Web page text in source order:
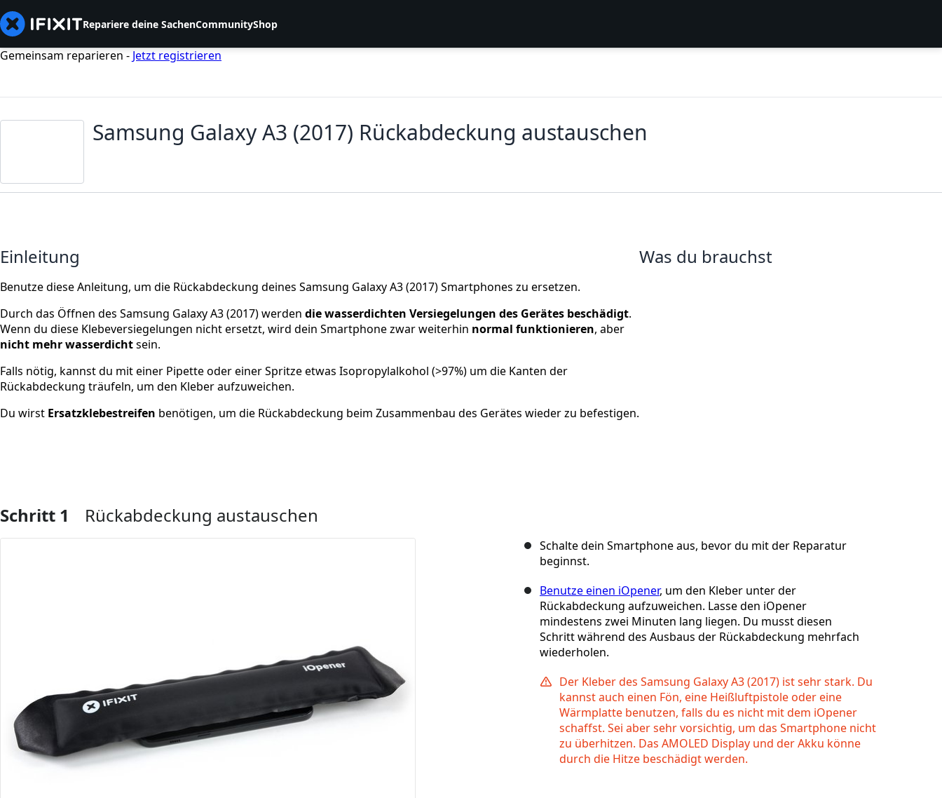
Repariere deine SachenCommunityShop
Gemeinsam reparieren - Jetzt registrieren
Samsung Galaxy A3 (2017) Rückabdeckung austauschen
Einleitung
Benutze diese Anleitung, um die Rückabdeckung deines Samsung Galaxy A3 (2017) Smartphones zu ersetzen.
Durch das Öffnen des Samsung Galaxy A3 (2017) werden die wasserdichten Versiegelungen des Gerätes beschädigt.
Wenn du diese Klebeversiegelungen nicht ersetzt, wird dein Smartphone zwar weiterhin normal funktionieren, aber
nicht mehr wasserdichtsein.
Falls nötig, kannst du mit einer Pipette oder einer Spritze etwas Isopropylalkohol (>97%) um die Kanten der
Rückabdeckung träufeln, um den Kleber aufzuweichen.
Du wirst Ersatzklebestreifen benötigen, um die Rückabdeckung beim Zusammenbau des Gerätes wieder zu befestigen.
Was du brauchst
Schritt 1 Rückabdeckung austauschen
Schalte dein Smartphone aus, bevor du mit der Reparatur
beginnst.
Benutze einen iOpener, um den Kleber unter der
Rückabdeckung aufzuweichen. Lasse den iOpener
mindestens zwei Minuten lang liegen. Du musst diesen
Schritt während des Ausbaus der Rückabdeckung mehrfach
wiederholen.
Der Kleber des Samsung Galaxy A3 (2017) ist sehr stark. Du
kannst auch einen Fön, eine Heißluftpistole oder eine
Wärmplatte benutzen, falls du es nicht mit dem iOpener
schaffst. Sei aber sehr vorsichtig, um das Smartphone nicht
zu überhitzen. Das AMOLED Display und der Akku könne
durch die Hitze beschädigt werden.